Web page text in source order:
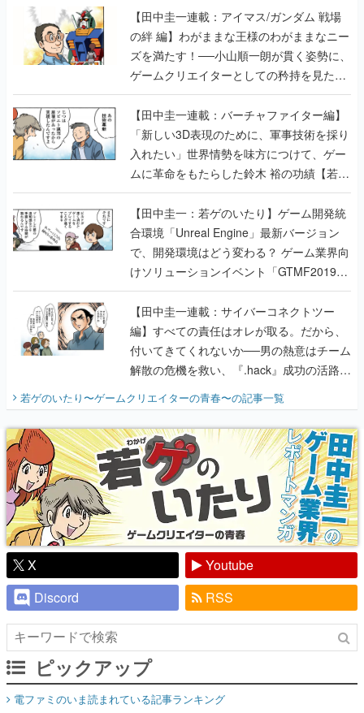
【田中圭一連載：アイマス/ガンダム 戦場
の絆 編】わがままな王様のわがままなニー
ズを満たす！──小山順一朗が貫く姿勢に、
ゲームクリエイターとしての矜持を見た
【若ゲのいたり最終回】
【田中圭一連載：バーチャファイター編】
「新しい3D表現のために、軍事技術を採り
入れたい」世界情勢を味方につけて、ゲー
ムに革命をもたらした鈴木 裕の功績【若ゲ
のいたり】
【田中圭一：若ゲのいたり】ゲーム開発統
合環境「Unreal Engine」最新バージョン
で、開発環境はどう変わる？ ゲーム業界向
けソリューションイベント「GTMF2019」
に行って、より理解を深めよう【PR】
【田中圭一連載：サイバーコネクトツー
編】すべての責任はオレが取る。だから、
付いてきてくれないか──男の熱意はチーム
解散の危機を救い、『.hack』成功の活路を
『少年ジャンプ』色だった【若ゲのいた
り】
若ゲのいたり〜ゲームクリエイターの青春〜の記事一覧
X
Youtube
Discord
RSS
ピックアップ
電ファミのいま読まれている記事ランキング